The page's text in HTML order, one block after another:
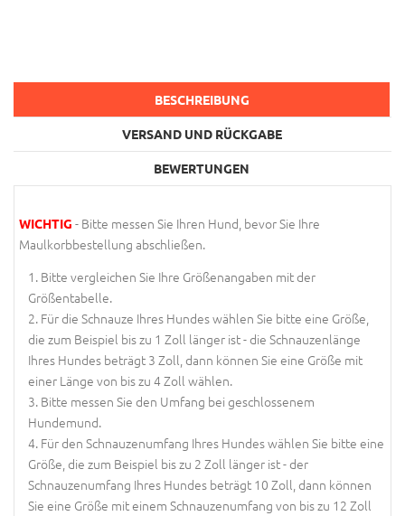
BESCHREIBUNG
VERSAND UND RÜCKGABE
BEWERTUNGEN
WICHTIG - Bitte messen Sie Ihren Hund, bevor Sie Ihre
Maulkorbbestellung abschließen.
Bitte vergleichen Sie Ihre Größenangaben mit der
Größentabelle.
Für die Schnauze Ihres Hundes wählen Sie bitte eine Größe,
die zum Beispiel bis zu 1 Zoll länger ist - die Schnauzenlänge
Ihres Hundes beträgt 3 Zoll, dann können Sie eine Größe mit
einer Länge von bis zu 4 Zoll wählen.
Bitte messen Sie den Umfang bei geschlossenem
Hundemund.
Für den Schnauzenumfang Ihres Hundes wählen Sie bitte eine
Größe, die zum Beispiel bis zu 2 Zoll länger ist - der
Schnauzenumfang Ihres Hundes beträgt 10 Zoll, dann können
Sie eine Größe mit einem Schnauzenumfang von bis zu 12 Zoll